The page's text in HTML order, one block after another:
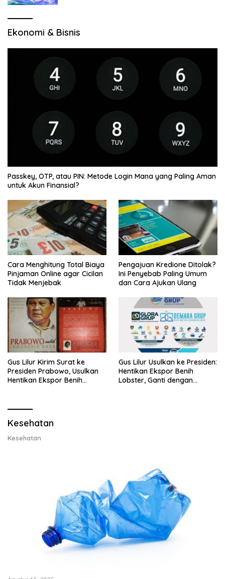
Ekonomi & Bisnis
Passkey, OTP, atau PIN: Metode Login Mana yang Paling Aman
untuk Akun Finansial?
Cara Menghitung Total Biaya
Pinjaman Online agar Cicilan
Tidak Menjebak
Pengajuan Kredione Ditolak?
Ini Penyebab Paling Umum
dan Cara Ajukan Ulang
Gus Lilur Kirim Surat ke
Presiden Prabowo, Usulkan
Hentikan Ekspor Benih
Gus Lilur Usulkan ke Presiden:
Hentikan Ekspor Benih
Lobster, Ganti dengan
Kesehatan
Kesehatan